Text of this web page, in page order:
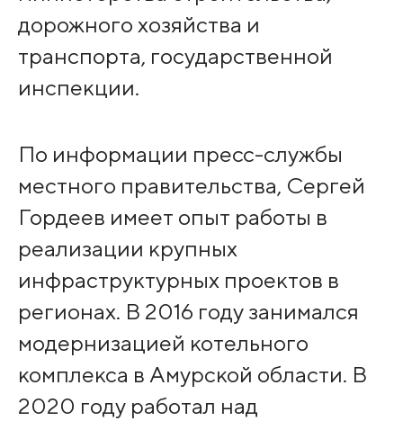
дорожного хозяйства и
транспорта, государственной
инспекции.
По информации пресс-службы
местного правительства, Сергей
Гордеев имеет опыт работы в
реализации крупных
инфраструктурных проектов в
регионах. В 2016 году занимался
модернизацией котельного
комплекса в Амурской области. В
2020 году работал над